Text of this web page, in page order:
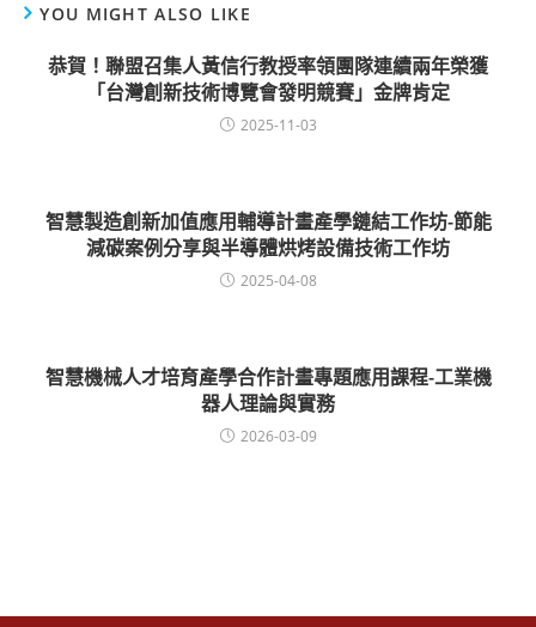
YOU MIGHT ALSO LIKE
恭賀！聯盟召集人黃信行教授率領團隊連續兩年榮獲
「台灣創新技術博覽會發明競賽」金牌肯定
2025-11-03
智慧製造創新加值應用輔導計畫產學鏈結工作坊-節能
減碳案例分享與半導體烘烤設備技術工作坊
2025-04-08
智慧機械人才培育產學合作計畫專題應用課程-工業機
器人理論與實務
2026-03-09